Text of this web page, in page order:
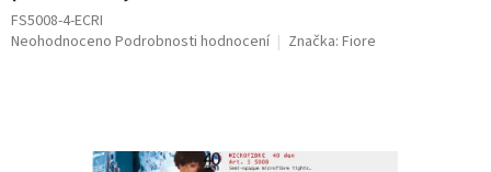
FS5008-4-ECRI
Průměrné
Neohodnoceno Podrobnosti hodnocení Značka: Fiore